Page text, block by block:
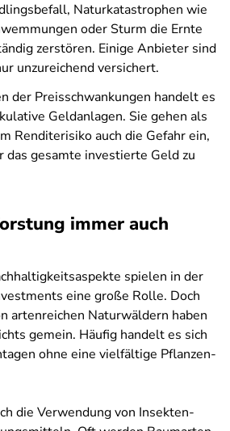
Naturkatastrophen wie
oder Sturm die Ernte
zerstören. Einige Anbieter sind
unzureichend versichert.
der Preisschwankungen handelt es
Geldanlagen. Sie gehen als
Renditerisiko auch die Gefahr ein,
das gesamte investierte Geld zu
immer auch
spielen in der
eine große Rolle. Doch
artenreichen Naturwäldern haben
gemein. Häufig handelt es sich
ohne eine vielfältige Pflanzen-
die Verwendung von Insekten-